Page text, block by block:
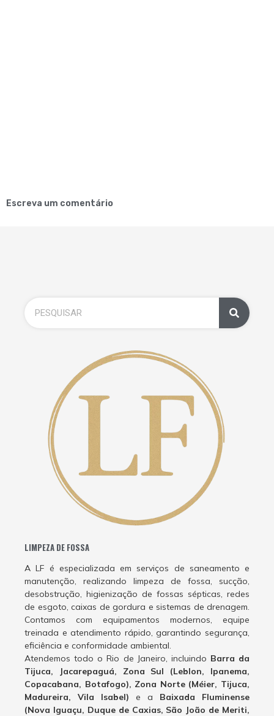
Escreva um comentário
LIMPEZA DE FOSSA
A LF é especializada em serviços de saneamento e
manutenção, realizando limpeza de fossa, sucção,
desobstrução, higienização de fossas sépticas, redes
de esgoto, caixas de gordura e sistemas de drenagem.
Contamos com equipamentos modernos, equipe
treinada e atendimento rápido, garantindo segurança,
eficiência e conformidade ambiental.
Atendemos todo o Rio de Janeiro, incluindo Barra da
Tijuca, Jacarepaguá, Zona Sul (Leblon, Ipanema,
Copacabana, Botafogo), Zona Norte (Méier, Tijuca,
Madureira, Vila Isabel) e a Baixada Fluminense
(Nova Iguaçu, Duque de Caxias, São João de Meriti,